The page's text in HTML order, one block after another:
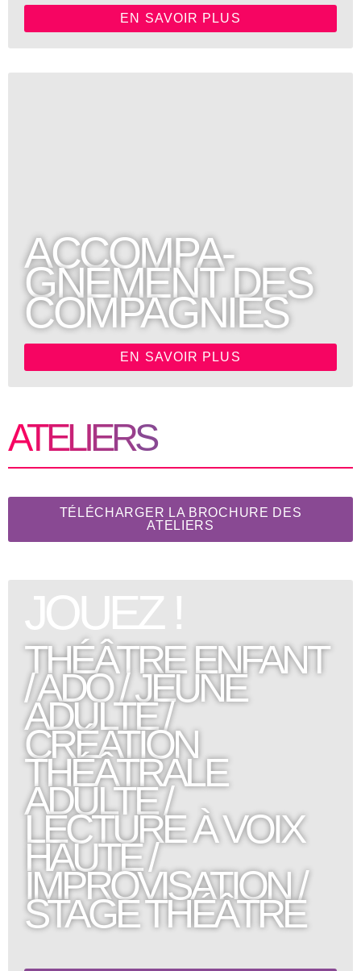
EN SAVOIR PLUS
ACCOMPA-
GNEMENT DES
COMPAGNIES
EN SAVOIR PLUS
ATELIERS
TÉLÉCHARGER LA BROCHURE DES
ATELIERS
JOUEZ !
THÉÂTRE ENFANT
/ ADO / JEUNE
ADULTE /
CRÉATION
THÉÂTRALE
ADULTE /
LECTURE À VOIX
HAUTE /
IMPROVISATION /
STAGE THÉÂTRE